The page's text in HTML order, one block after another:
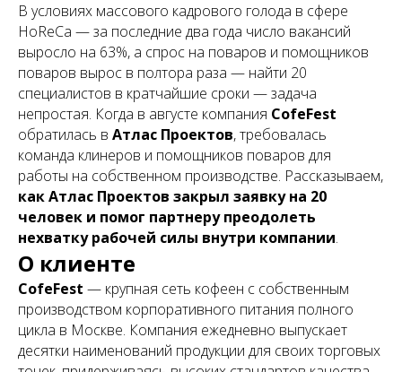
В условиях массового кадрового голода в сфере
HoReCa — за последние два года число вакансий
выросло на 63%, а спрос на поваров и помощников
поваров вырос в полтора раза — найти 20
специалистов в кратчайшие сроки — задача
непростая. Когда в августе компания CofeFest
обратилась в Атлас Проектов, требовалась
команда клинеров и помощников поваров для
работы на собственном производстве. Рассказываем,
как Атлас Проектов закрыл заявку на 20
человек и помог партнеру преодолеть
нехватку рабочей силы внутри компании.
О клиенте
CofeFest — крупная сеть кофеен с собственным
производством корпоративного питания полного
цикла в Москве. Компания ежедневно выпускает
десятки наименований продукции для своих торговых